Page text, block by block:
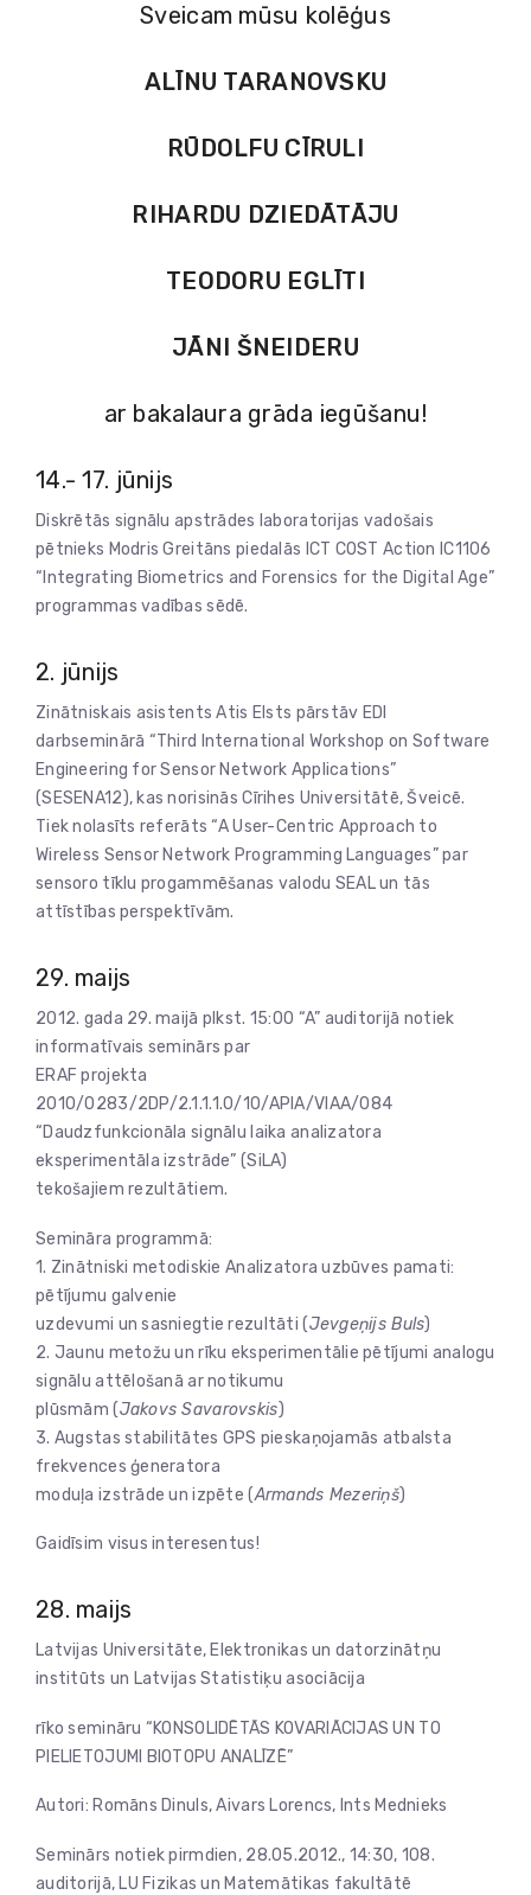
Sveicam mūsu kolēģus
ALĪNU TARANOVSKU
RŪDOLFU CĪRULI
RIHARDU DZIEDĀTĀJU
TEODORU EGLĪTI
JĀNI ŠNEIDERU
ar bakalaura grāda iegūšanu!
14.- 17. jūnijs
Diskrētās signālu apstrādes laboratorijas vadošais
pētnieks Modris Greitāns piedalās ICT COST Action IC1106
“Integrating Biometrics and Forensics for the Digital Age”
programmas vadības sēdē.
2. jūnijs
Zinātniskais asistents Atis Elsts pārstāv EDI
darbseminārā “Third International Workshop on Software
Engineering for Sensor Network Applications”
(SESENA12), kas norisinās Cīrihes Universitātē, Šveicē.
Tiek nolasīts referāts “A User-Centric Approach to
Wireless Sensor Network Programming Languages” par
sensoro tīklu progammēšanas valodu SEAL un tās
attīstības perspektīvām.
29. maijs
2012. gada 29. maijā plkst. 15:00 “A” auditorijā notiek
informatīvais seminārs par
ERAF projekta
2010/0283/2DP/2.1.1.1.0/10/APIA/VIAA/084
“Daudzfunkcionāla signālu laika analizatora
eksperimentāla izstrāde” (SiLA)
tekošajiem rezultātiem.
Semināra programmā:
1. Zinātniski metodiskie Analizatora uzbūves pamati:
pētījumu galvenie
uzdevumi un sasniegtie rezultāti (Jevgeņijs Buls)
2. Jaunu metožu un rīku eksperimentālie pētījumi analogu
signālu attēlošanā ar notikumu
plūsmām (Jakovs Savarovskis)
3. Augstas stabilitātes GPS pieskaņojamās atbalsta
frekvences ģeneratora
moduļa izstrāde un izpēte (Armands Mezeriņš)
Gaidīsim visus interesentus!
28. maijs
Latvijas Universitāte, Elektronikas un datorzinātņu
institūts un Latvijas Statistiķu asociācija
rīko semināru “KONSOLIDĒTĀS KOVARIĀCIJAS UN TO
PIELIETOJUMI BIOTOPU ANALĪZĒ”
Autori: Romāns Dinuls, Aivars Lorencs, Ints Mednieks
Seminārs notiek pirmdien, 28.05.2012., 14:30, 108.
auditorijā, LU Fizikas un Matemātikas fakultātē